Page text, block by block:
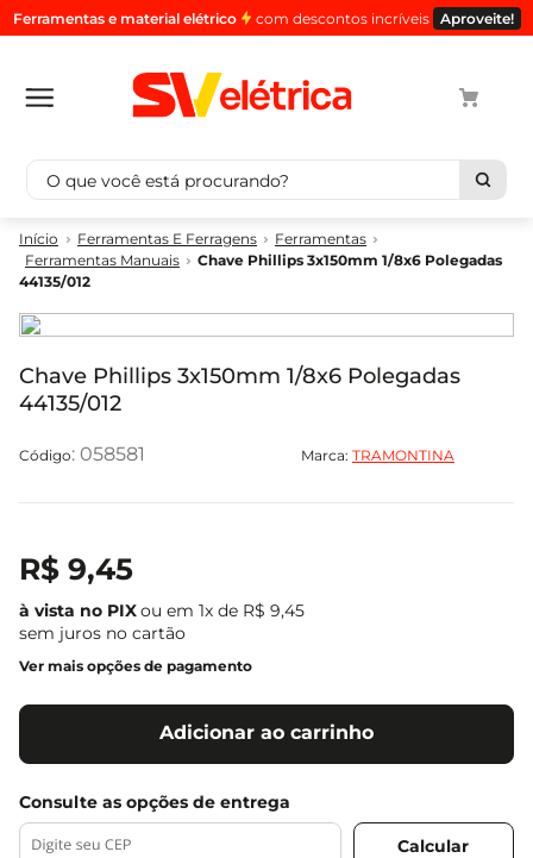
Ferramentas e material elétrico com descontos incríveis Aproveite!
O que você está procurando?
Ferramentas E Ferragens
Ferramentas
Ferramentas Manuais
Chave Phillips 3x150mm 1/8x6 Polegadas
44135/012
Chave Phillips 3x150mm 1/8x6 Polegadas
44135/012
: 058581 Marca: TRAMONTINA
R$ 9,45
ou em 1x de R$ 9,45
sem juros no cartão
Ver mais opções de pagamento
Adicionar ao carrinho
Termos mais buscados
1º
cabo
2º
luminaria
4º
cabo pp